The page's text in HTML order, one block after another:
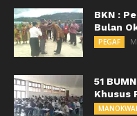
BKN :
Bulan
PEGAF
51
Khusus